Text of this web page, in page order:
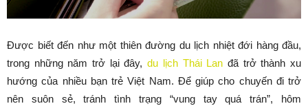
Được biết đến như một thiên đường du lịch nhiệt đới hàng đầu,
trong những năm trở lại đây,du lịch Thái Lan đã trở thành xu
hướng của nhiều bạn trẻ Việt Nam. Để giúp cho chuyến đi trở
nên suôn sẻ, tránh tình trạng “vung tay quá trán”, hôm